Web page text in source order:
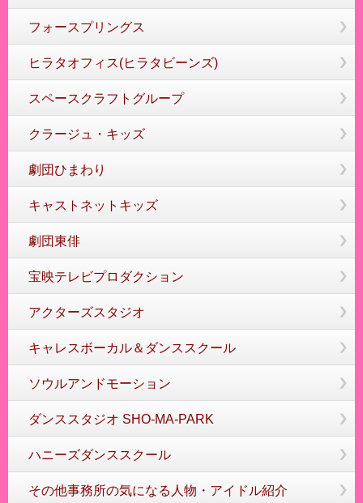
フォースプリングス
ヒラタオフィス(ヒラタビーンズ)
スペースクラフトグループ
クラージュ・キッズ
劇団ひまわり
キャストネットキッズ
劇団東俳
宝映テレビプロダクション
アクターズスタジオ
キャレスボーカル＆ダンススクール
ソウルアンドモーション
ダンススタジオ SHO-MA-PARK
ハニーズダンススクール
その他事務所の気になる人物・アイドル紹介